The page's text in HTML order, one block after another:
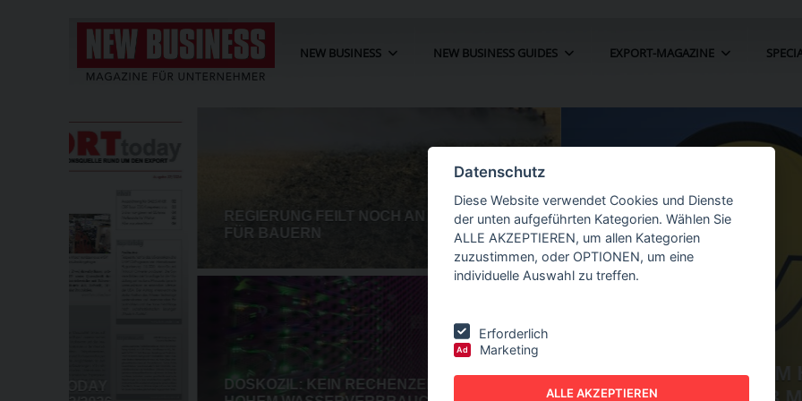
NEW BUSINESS NEW BUSINESS GUIDES EXPORT-MAGAZINE
POST-EBIT SINKT IM HALBJAHR UM 22
GUIDES - AUTOMATION
Datenschutz
Diese Website verwendet Cookies und Dienste
der unten aufgeführten Kategorien. Wählen Sie
ALLE AKZEPTIEREN, um allen Kategorien
zuzustimmen, oder OPTIONEN, um eine
individuelle Auswahl zu treffen.
Erforderlich
Ad Marketing
ALLE AKZEPTIEREN